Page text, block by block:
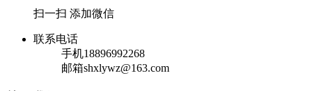
扫一扫 添加微信
联系电话
手机18896992268
邮箱shxlywz@163.com